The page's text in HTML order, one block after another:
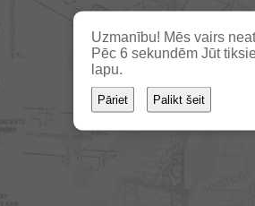
Uzmanību! Mēs vairs
Pēc 6 sekundēm Jūt
lapu.
Pāriet Palikt šeit